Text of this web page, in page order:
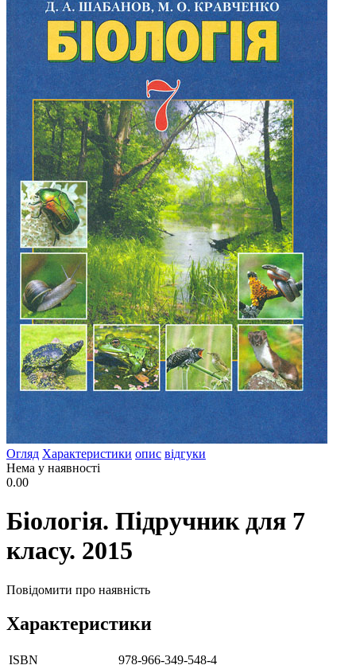
Огляд Характеристики опис відгуки
Нема у наявності
0.00
Біологія. Підручник для 7
класу. 2015
Повідомити про наявність
Характеристики
ISBN
978-966-349-548-4